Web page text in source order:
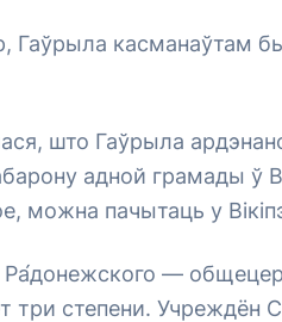
Гаўрыла касманаўтам
што Гаўрыла
адной грамады ў
можна пачытаць у
—
три степени.